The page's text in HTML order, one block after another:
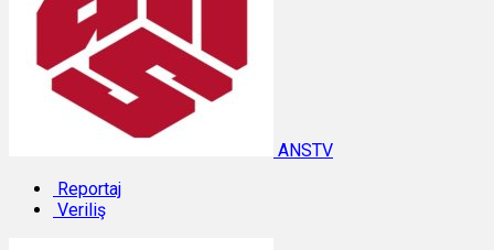
ANSTV
Reportaj
Veriliş